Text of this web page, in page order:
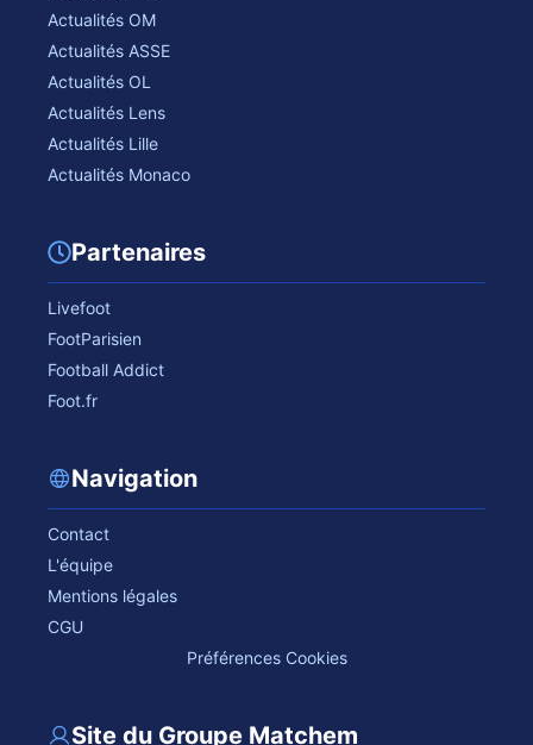
Actualités OM
Actualités ASSE
Actualités OL
Actualités Lens
Actualités Lille
Actualités Monaco
Partenaires
Livefoot
FootParisien
Football Addict
Foot.fr
Navigation
Contact
L'équipe
Mentions légales
CGU
Préférences Cookies
Site du Groupe Matchem